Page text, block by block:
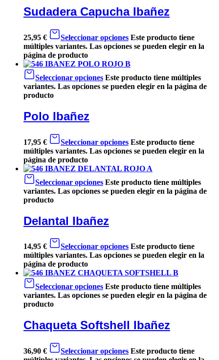
Sudadera Capucha Ibañez
25,95 € Seleccionar opciones Este producto tiene
múltiples variantes. Las opciones se pueden elegir en la
página de producto
Seleccionar opciones Este producto tiene múltiples
variantes. Las opciones se pueden elegir en la página de
producto
Polo Ibañez
17,95 € Seleccionar opciones Este producto tiene
múltiples variantes. Las opciones se pueden elegir en la
página de producto
Seleccionar opciones Este producto tiene múltiples
variantes. Las opciones se pueden elegir en la página de
producto
Delantal Ibañez
14,95 € Seleccionar opciones Este producto tiene
múltiples variantes. Las opciones se pueden elegir en la
página de producto
Seleccionar opciones Este producto tiene múltiples
variantes. Las opciones se pueden elegir en la página de
producto
Chaqueta Softshell Ibañez
36,90 € Seleccionar opciones Este producto tiene